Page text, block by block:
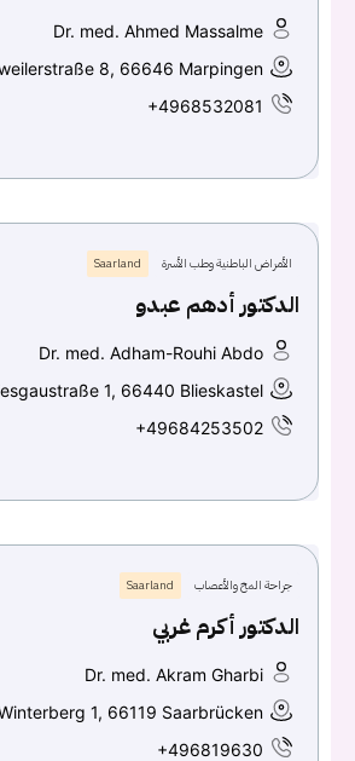
Dr. med. Ahmed Massalme
8, 66646 Marpingen
+4968532081
الأمراض الباطنية وطب الأسرة Saarland
الدكتور أدهم عبدو
Dr. med. Adham-Rouhi Abdo
1, 66440 Blieskastel
+49684253502
جراحة المخ والأعصاب Saarland
الدكتور أكرم غربي
Dr. med. Akram Gharbi
1, 66119 Saarbrücken
+496819630